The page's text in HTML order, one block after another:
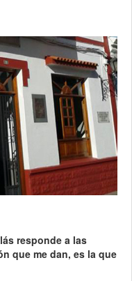
responde a las
que me dan, es la que